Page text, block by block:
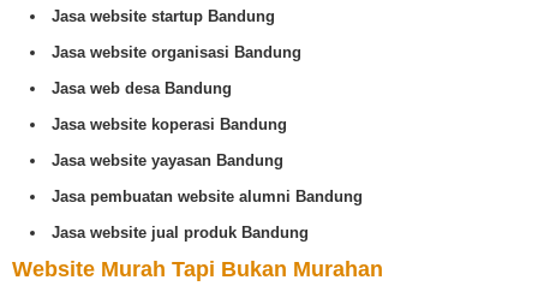
Jasa website startup Bandung
Jasa website organisasi Bandung
Jasa web desa Bandung
Jasa website koperasi Bandung
Jasa website yayasan Bandung
Jasa pembuatan website alumni Bandung
Jasa website jual produk Bandung
Website Murah Tapi Bukan Murahan